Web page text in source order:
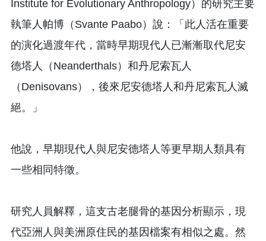
Institute for Evolutionary Anthropology）的研究主要
執筆人帕博（Svante Paabo）說：「此人活在重要
的演化過渡年代，當時早期現代人已漸漸取代尼安
德塔人（Neanderthals）和丹尼索瓦人
（Denisovans），後來尼安德塔人和丹尼索瓦人滅
絕。」
他說，早期現代人與尼安德塔人等更早期人類具有
一些相同特徵。
研究人員解釋，這支古老腿骨的基因分析顯示，現
代亞洲人與美洲原住民的基因檔案有相似之處。然